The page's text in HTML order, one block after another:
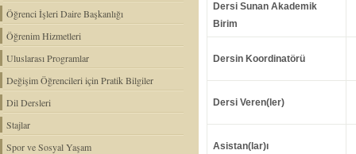
Öğrenci İşleri Daire Başkanlığı
Öğrenim Hizmetleri
Uluslarası Programlar
Değişim Öğrencileri için Pratik Bilgiler
Dil Dersleri
Stajlar
Spor ve Sosyal Yaşam
Dersi Sunan Akademik
Birim
Dersin Koordinatörü
Dersi Veren(ler)
Asistan(lar)ı